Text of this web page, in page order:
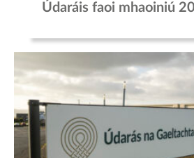
Údaráis faoi mhaoiniú